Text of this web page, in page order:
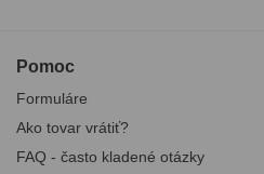
Pomoc
Formuláre
Ako tovar vrátiť?
FAQ - často kladené otázky